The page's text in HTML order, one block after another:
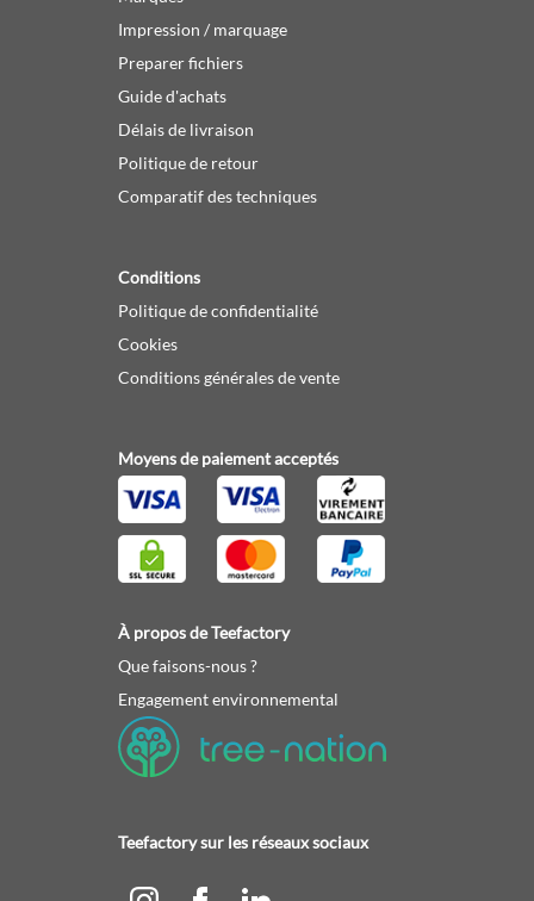
Impression / marquage
Preparer fichiers
Guide d'achats
Délais de livraison
Politique de retour
Comparatif des techniques
Conditions
Politique de confidentialité
Cookies
Conditions générales de vente
Moyens de paiement acceptés
À propos de Teefactory
Que faisons-nous ?
Engagement environnemental
Teefactory sur les réseaux sociaux